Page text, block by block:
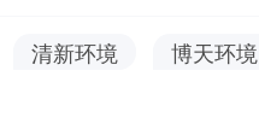
清新环境 博天环境